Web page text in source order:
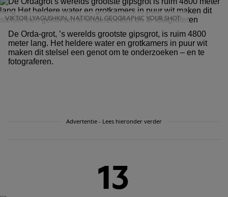
VIKTOR LYAGUSHKIN, NATIONAL GEOGRAPHIC YOUR SHOT
De Orda-grot, ’s werelds grootste gipsgrot, is ruim 4800
meter lang. Het heldere water en grotkamers in puur wit
maken dit stelsel een genot om te onderzoeken – en te
fotograferen.
Advertentie - Lees hieronder verder
13